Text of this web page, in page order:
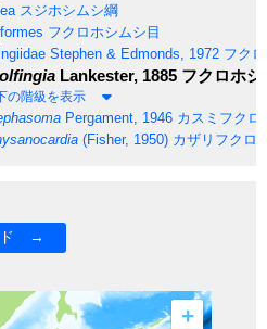
スジホシムシ綱
フクロホシムシ目
Stephen & Edmonds, 1972 フク
Lankester, 1885 フクロホシ
の階級を表示
Pergament, 1946 カスミフクロ
(Fisher, 1950) カザリフクロ
ド →
+